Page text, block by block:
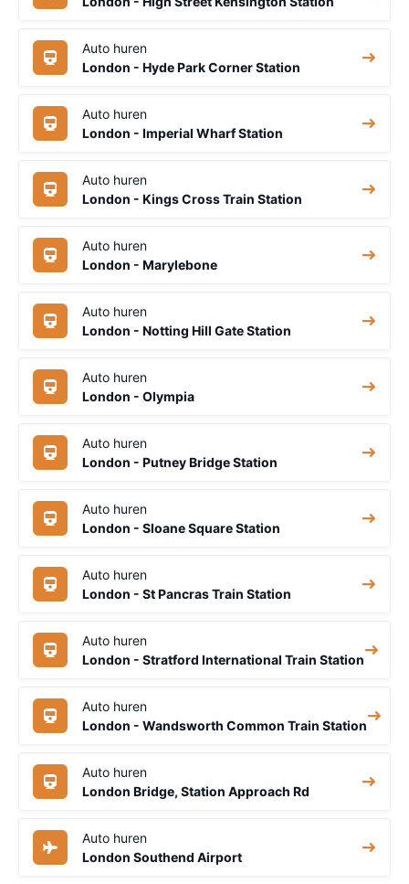
Auto huren
London - Hyde Park Corner Station
Auto huren
London - Imperial Wharf Station
Auto huren
London - Kings Cross Train Station
Auto huren
London - Marylebone
Auto huren
London - Notting Hill Gate Station
Auto huren
London - Olympia
Auto huren
London - Putney Bridge Station
Auto huren
London - Sloane Square Station
Auto huren
London - St Pancras Train Station
Auto huren
London - Stratford International Train Station
Auto huren
London - Wandsworth Common Train Station
Auto huren
London Bridge, Station Approach Rd
Auto huren
London Southend Airport